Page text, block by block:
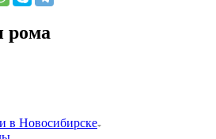
рома
в Новосибирске